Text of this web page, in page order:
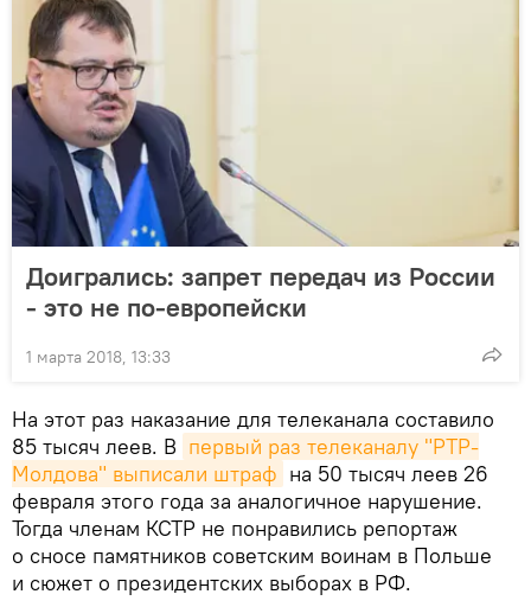
Доигрались: запрет передач из России
- это не по-европейски
1 марта 2018, 13:33
На этот раз наказание для телеканала составило
85 тысяч леев. В первый раз телеканалу "РТР-
Молдова" выписали штраф на 50 тысяч леев 26
февраля этого года за аналогичное нарушение.
Тогда членам КСТР не понравились репортаж
о сносе памятников советским воинам в Польше
и сюжет о президентских выборах в РФ.